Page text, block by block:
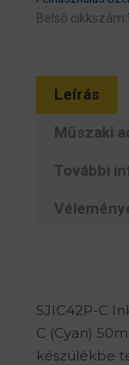
Belső cikkszám:
Leírás
Műszaki
További
SJIC42P-C
C (Cyan)
készülékbe